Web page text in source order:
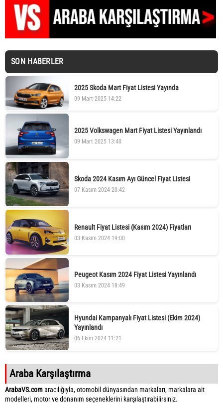
SON HABERLER
2025 Skoda Mart Fiyat Listesi Yayında
09 Mart 2025 14:22
2025 Volkswagen Mart Fiyat Listesi Yayınlandı
09 Mart 2025 13:40
Skoda 2024 Kasım Ayı Güncel Fiyat Listesi
07 Kasım 2024 20:42
Renault Fiyat Listesi (Kasım 2024) Fiyatları
03 Kasım 2024 19:00
Peugeot Kasım 2024 Fiyat Listesi Yayınlandı
03 Kasım 2024 18:49
Hyundai Kampanyalı Fiyat Listesi (Ekim 2024)
Yayınlandı
06 Ekim 2024 11:21
Araba Karşılaştırma
ArabaVS.comaracılığıyla, otomobil dünyasından markaları, markalara ait
modelleri, motor ve donanım seçeneklerini karşılaştırabilirsiniz.